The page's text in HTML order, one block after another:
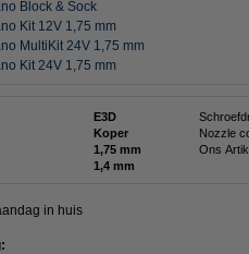
Block & Sock
Kit 12V 1,75 mm
MultiKit 24V 1,75 mm
Kit 24V 1,75 mm
E3D
Koper Nozzle
1,75 mm Ons
1,4 mm
in huis